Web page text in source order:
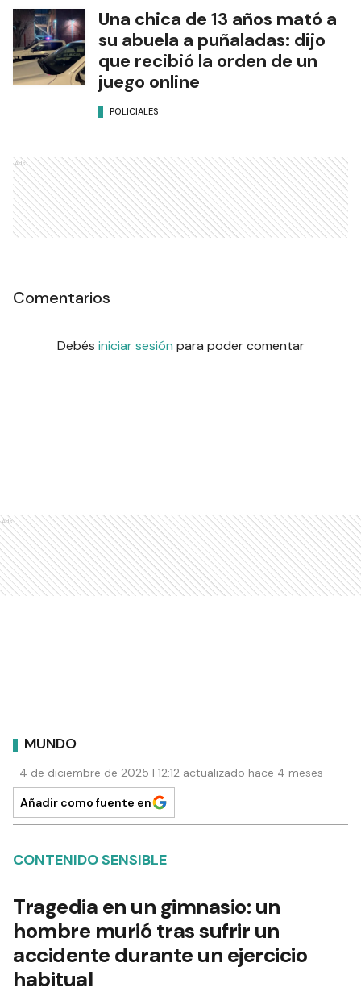
Una chica de 13 años mató a
su abuela a puñaladas: dijo
que recibió la orden de un
juego online
POLICIALES
Ads
Comentarios
Debés iniciar sesión para poder comentar
Ads
MUNDO
4 de diciembre de 2025 | 12:12 actualizado hace 4 meses
Añadir como fuente en
CONTENIDO SENSIBLE
Tragedia en un gimnasio: un
hombre murió tras sufrir un
accidente durante un ejercicio
habitual